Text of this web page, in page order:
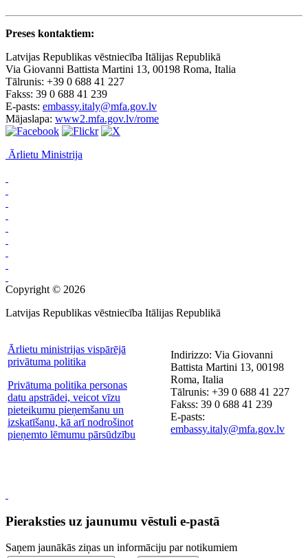
Preses kontaktiem:
Latvijas Republikas vēstniecība Itālijas Republikā
Via Giovanni Battista Martini 13, 00198 Roma, Italia
Tālrunis: +39 0 688 41 227
Fakss: 39 0 688 41 239
E-pasts: embassy.italy@mfa.gov.lv
Mājaslapa: www2.mfa.gov.lv/rome
Ārlietu Ministrija
Copyright © 2026
Latvijas Republikas vēstniecība Itālijas Republikā
Ārlietu ministrijas vispārējā
privātuma politika
Privātuma politika personas
datu apstrādei, veicot vīzu
pieteikumu pieņemšanu un
izskatīšanu, kā arī nodrošinot
pieņemto lēmumu pārsūdzību
Indirizzo: Via Giovanni
Battista Martini 13, 00198
Roma, Italia
Tālrunis: +39 0 688 41 227
Fakss: 39 0 688 41 239
E-pasts:
embassy.italy@mfa.gov.lv
Pieraksties uz jaunumu vēstuli e-pastā
Saņem jaunākās ziņas un informāciju par notikumiem